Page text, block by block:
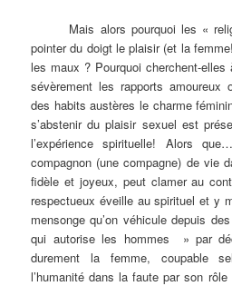
Mais alors pourquoi les «
pointer du doigt le plaisir (et la
les maux ? Pourquoi cherchent-
sévèrement les rapports amoureux
des habits austères le charme
s’abstenir du plaisir sexuel est
l’expérience spirituelle! Alors
compagnon (une compagne) de vie
fidèle et joyeux, peut clamer au
respectueux éveille au spirituel et y
mensonge qu’on véhicule depuis
qui autorise les hommes » par
durement la femme, coupable
l’humanité dans la faute par son